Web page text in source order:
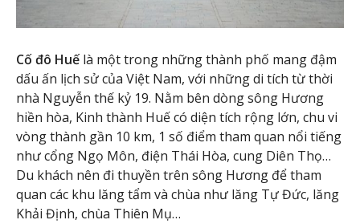
Cố đô Huếlà một trong những thành phố mang đậm
dấu ấn lịch sử của Việt Nam, với những di tích từ thời
nhà Nguyễn thế kỷ 19. Nằm bên dòng sông Hương
hiền hòa, Kinh thành Huế có diện tích rộng lớn, chu vi
vòng thành gần 10 km, 1 số điểm tham quan nổi tiếng
như cổng Ngọ Môn, điện Thái Hòa, cung Diên Thọ…
Du khách nên đi thuyền trên sông Hương để tham
quan các khu lăng tẩm và chùa như lăng Tự Đức, lăng
Khải Định, chùa Thiên Mụ…